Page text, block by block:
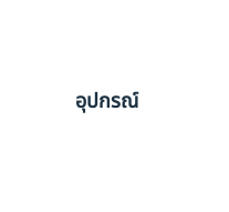
อุปกรณ์